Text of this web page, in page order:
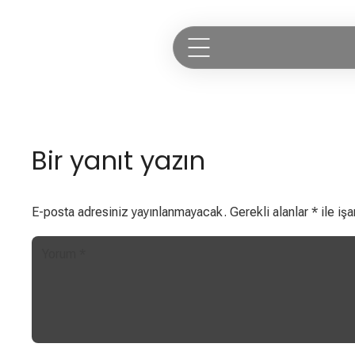
Bir yanıt yazın
E-posta adresiniz yayınlanmayacak. Gerekli alanlar * ile